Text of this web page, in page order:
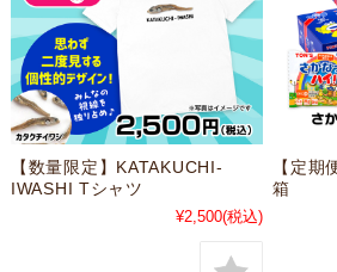
【数量限定】KATAKUCHI-
IWASHI Tシャツ
¥2,500(税込)
【定
箱